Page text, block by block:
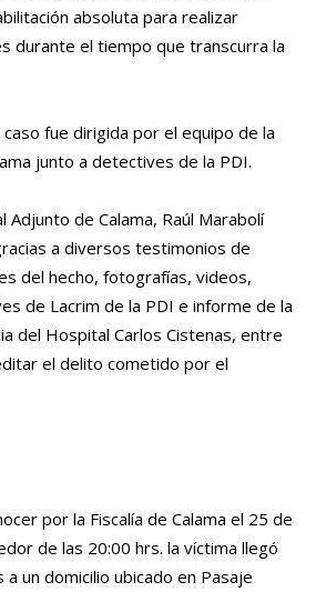
absoluta para realizar
durante el tiempo que transcurra la
fue dirigida por el equipo de la
junto a detectives de la PDI.
Adjunto de Calama, Raúl Marabolí
a diversos testimonios de
del hecho, fotografías, videos,
de Lacrim de la PDI e informe de la
del Hospital Carlos Cistenas, entre
el delito cometido por el
por la Fiscalía de Calama el 25 de
de las 20:00 hrs. la víctima llegó
un domicilio ubicado en Pasaje